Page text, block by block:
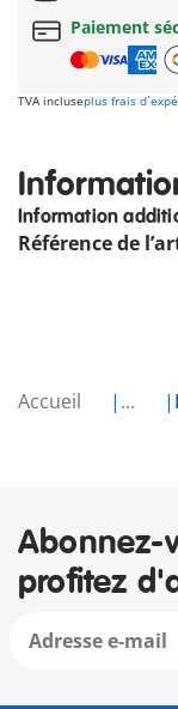
Accueil ...
Paiement
TVA incluseplus frais
Information
Référence de
Abonnez-
profitez